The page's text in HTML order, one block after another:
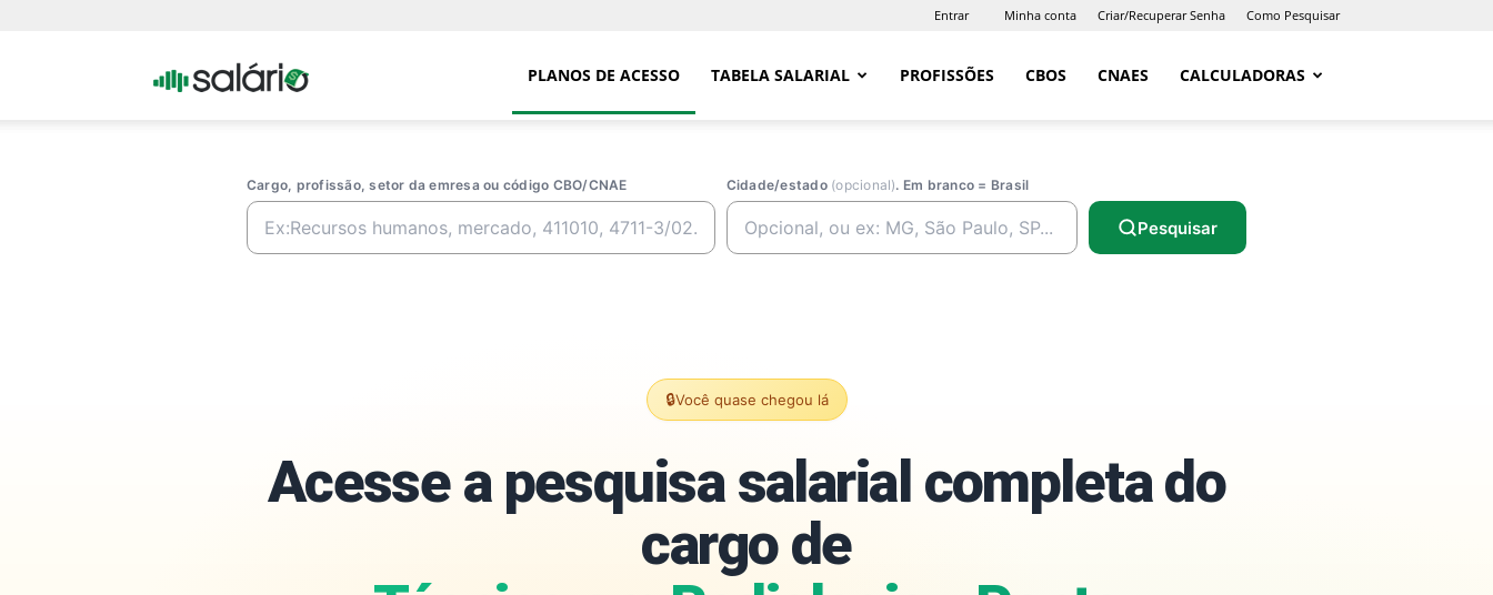
Entrar Minha conta Criar/Recuperar Senha Como Pesquisar
Portal PLANOS DE ACESSO TABELA SALARIAL PROFISSÕES CBOS CNAES CALCULADORAS
Cargo, profissão, setor da emresa ou código CBO/CNAE Cidade/estado (opcional). Em branco = Brasil
Pesquisar
🔒Você quase chegou lá
Acesse a pesquisa salarial completa do
cargo de